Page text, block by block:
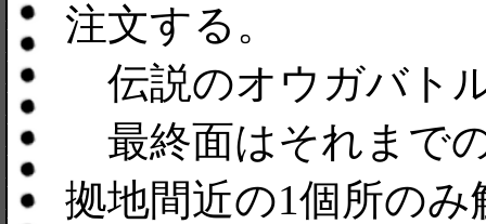
注文する。
伝説のオウガバト
最終面はそれまで
拠地間近の1個所の